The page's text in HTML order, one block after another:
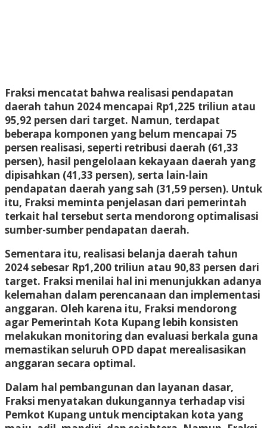
Fraksi mencatat bahwa realisasi pendapatan
daerah tahun 2024 mencapai Rp1,225 triliun atau
95,92 persen dari target. Namun, terdapat
beberapa komponen yang belum mencapai 75
persen realisasi, seperti retribusi daerah (61,33
persen), hasil pengelolaan kekayaan daerah yang
dipisahkan (41,33 persen), serta lain-lain
pendapatan daerah yang sah (31,59 persen). Untuk
itu, Fraksi meminta penjelasan dari pemerintah
terkait hal tersebut serta mendorong optimalisasi
sumber-sumber pendapatan daerah.
Sementara itu, realisasi belanja daerah tahun
2024 sebesar Rp1,200 triliun atau 90,83 persen dari
target. Fraksi menilai hal ini menunjukkan adanya
kelemahan dalam perencanaan dan implementasi
anggaran. Oleh karena itu, Fraksi mendorong
agar Pemerintah Kota Kupang lebih konsisten
melakukan monitoring dan evaluasi berkala guna
memastikan seluruh OPD dapat merealisasikan
anggaran secara optimal.
Dalam hal pembangunan dan layanan dasar,
Fraksi menyatakan dukungannya terhadap visi
Pemkot Kupang untuk menciptakan kota yang